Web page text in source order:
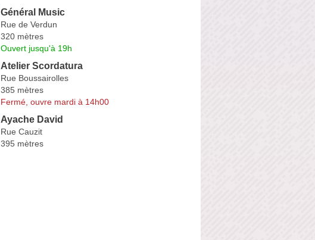
Général Music
Rue de Verdun
320 mètres
Ouvert jusqu'à 19h
Atelier Scordatura
Rue Boussairolles
385 mètres
Fermé, ouvre mardi à 14h00
Ayache David
Rue Cauzit
395 mètres